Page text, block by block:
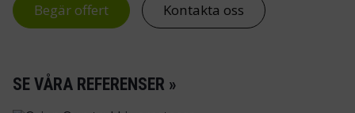
Begär offert Kontakta oss
SE VÅRA REFERENSER »